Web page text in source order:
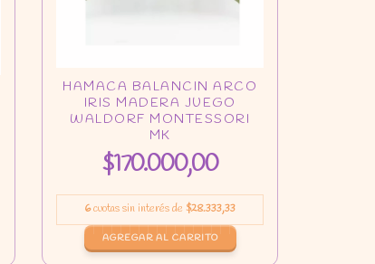
$170.000,00
6 cuotas sin interés de $28.333,33